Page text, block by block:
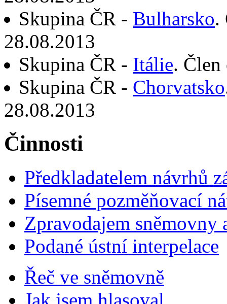
Skupina ČR - Bulharsko.
28.08.2013
Skupina ČR - Itálie. Člen
Skupina ČR - Chorvatsko
28.08.2013
Činnosti
Předkladatelem návrhů
Písemné pozměňovací
Zpravodajem
Podané ústní interpelace
Řeč ve sněmovně